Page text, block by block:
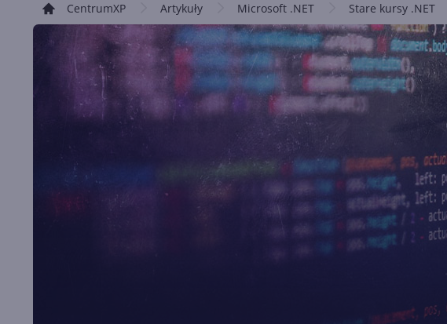
CentrumXP Artykuły Microsoft .NET Stare kursy .NET